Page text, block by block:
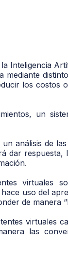
Inteligencia
los costos
un
análisis de
dar respuesta,
virtuales
uso del
de manera
virtuales
las